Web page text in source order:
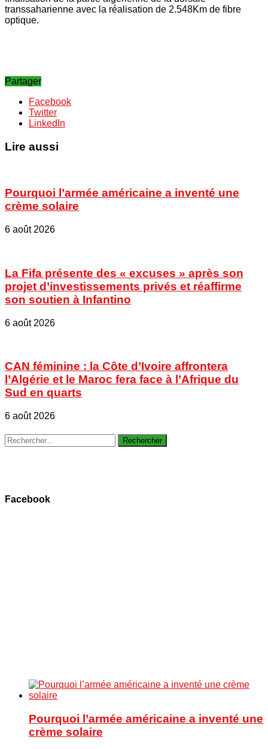
transsaharienne avec la réalisation de 2.548Km de fibre
optique.
Partager
Facebook
Twitter
LinkedIn
Lire aussi
Pourquoi l’armée américaine a inventé une
crème solaire
6 août 2026
La Fifa présente des « excuses » après son
projet d’investissements privés et réaffirme
son soutien à Infantino
6 août 2026
CAN féminine : la Côte d’Ivoire affrontera
l’Algérie et le Maroc fera face à l’Afrique du
Sud en quarts
6 août 2026
Rechercher :
Facebook
Pourquoi l’armée américaine a inventé une
crème solaire